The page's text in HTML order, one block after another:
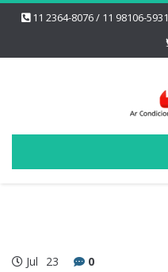
11 2364-8076 / 11 98106-5931
Jul 23 0